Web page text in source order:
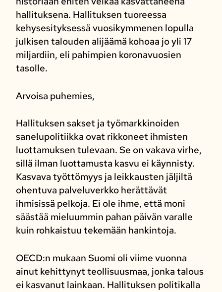
hallituksena. Hallituksen tuoreessa
kehysesityksessä vuosikymmenen lopulla
julkisen talouden alijäämä kohoaa jo yli 17
miljardiin, eli pahimpien koronavuosien
tasolle.
Arvoisa puhemies,
Hallituksen sakset ja työmarkkinoiden
sanelupolitiikka ovat rikkoneet ihmisten
luottamuksen tulevaan. Se on vakava virhe,
sillä ilman luottamusta kasvu ei käynnisty.
Kasvava työttömyys ja leikkausten jäljiltä
ohentuva palveluverkko herättävät
ihmisissä pelkoja. Ei ole ihme, että moni
säästää mieluummin pahan päivän varalle
kuin rohkaistuu tekemään hankintoja.
OECD:n mukaan Suomi oli viime vuonna
ainut kehittynyt teollisuusmaa, jonka talous
ei kasvanut lainkaan. Hallituksen politikalla